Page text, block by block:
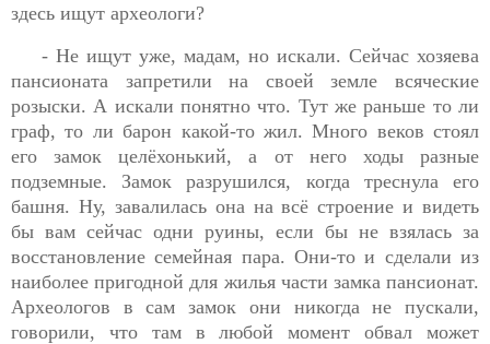
здесь ищут археологи?
- Не ищут уже, мадам, но искали. Сейчас хозяева
пансионата запретили на своей земле всяческие
розыски. А искали понятно что. Тут же раньше то ли
граф, то ли барон какой-то жил. Много веков стоял
его замок целёхонький, а от него ходы разные
подземные. Замок разрушился, когда треснула его
башня. Ну, завалилась она на всё строение и видеть
бы вам сейчас одни руины, если бы не взялась за
восстановление семейная пара. Они-то и сделали из
наиболее пригодной для жилья части замка пансионат.
Археологов в сам замок они никогда не пускали,
говорили, что там в любой момент обвал может